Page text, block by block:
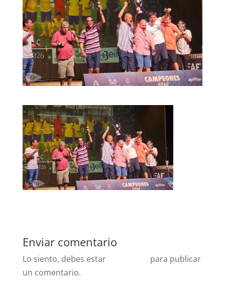
Enviar comentario
Lo siento, debes estar
para publicar
un comentario.